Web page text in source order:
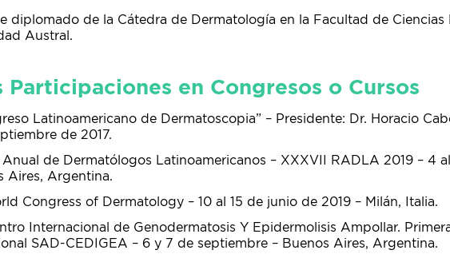
diplomado de la Cátedra de Dermatología en la Facultad de Ciencias
Austral.
Participaciones en Congresos o Cursos
Latinoamericano de Dermatoscopia” – Presidente: Dr. Horacio
de 2017.
Anual de Dermatólogos Latinoamericanos – XXXVII RADLA 2019 – 4
Aires, Argentina.
Congress of Dermatology – 10 al 15 de junio de 2019 – Milán, Italia.
Internacional de Genodermatosis Y Epidermolisis Ampollar.
SAD-CEDIGEA – 6 y 7 de septiembre – Buenos Aires, Argentina.